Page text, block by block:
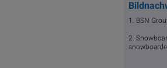
1. BSN
2.